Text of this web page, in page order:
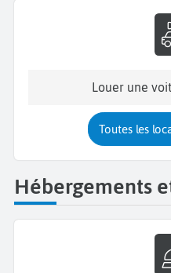
Louer une
Toutes les
Hébergements